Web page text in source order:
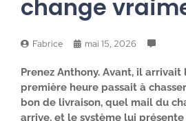
change
Fabrice mai 15, 2026
Prenez Anthony. Avant, il
première heure passait à
bon de livraison, quel mail du
arrive, et le système lui